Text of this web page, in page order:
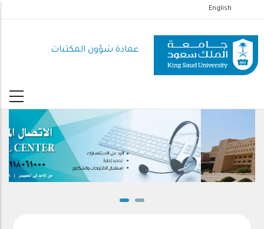
إلى
المحتوى
الرئيسي
English
عمادة شؤون المكتبات